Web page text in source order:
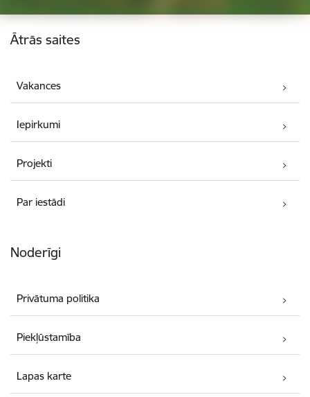
Kājene
Ātrās saites
Vakances
Iepirkumi
Projekti
Par iestādi
Noderīgi
Privātuma politika
Piekļūstamība
Lapas karte